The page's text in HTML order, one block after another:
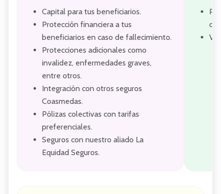
Capital para tus beneficiarios.
Protección financiera a tus
beneficiarios en caso de fallecimiento.
Protecciones adicionales como
invalidez, enfermedades graves,
entre otros.
Integración con otros seguros
Coasmedas.
Pólizas colectivas con tarifas
preferenciales.
Seguros con nuestro aliado La
Equidad Seguros.